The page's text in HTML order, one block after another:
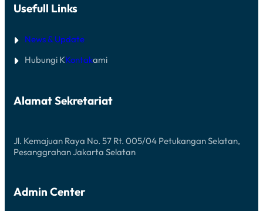
Usefull Links
News & Update
Hubungi KKontakami
Alamat Sekretariat
Jl. Kemajuan Raya No. 57 Rt. 005/04 Petukangan Selatan,
Pesanggrahan Jakarta Selatan
Admin Center